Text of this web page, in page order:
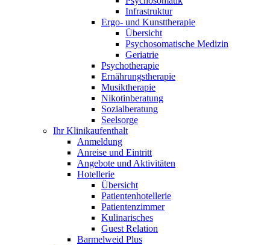
Infrastruktur
Ergo- und Kunsttherapie
Übersicht
Psychosomatische Medizin
Geriatrie
Psychotherapie
Ernährungstherapie
Musiktherapie
Nikotinberatung
Sozialberatung
Seelsorge
Ihr Klinikaufenthalt
Anmeldung
Anreise und Eintritt
Angebote und Aktivitäten
Hotellerie
Übersicht
Patientenhotellerie
Patientenzimmer
Kulinarisches
Guest Relation
Barmelweid Plus